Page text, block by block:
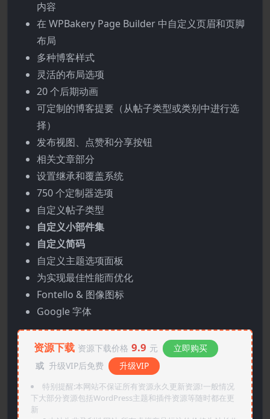
内容
在 WPBakery Page Builder 中自定义页眉和页脚
布局
多种博客样式
灵活的布局选项
20 个后期动画
可定制的博客提要（从帖子类型或类别中进行选
择）
发布视图、点赞和分享按钮
相关文章部分
设置继承和覆盖系统
750 个定制器选项
自定义帖子类型
自定义小部件集
自定义简码
自定义主题选项面板
为实现最佳性能而优化
Fontello & 图像图标
Google 字体
资源下载 资源下载价格 9.9 元
立即购买
或 升级VIP后免费 升级VIP
特别提醒:本网站不保证所有资源永久更新资源!一般情况
下大部分资源包括WordPress主题和插件资源等随时都在更
新